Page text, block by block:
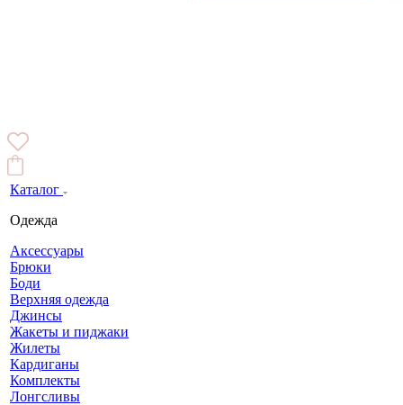
Каталог
Одежда
Аксессуары
Брюки
Боди
Верхняя одежда
Джинсы
Жакеты и пиджаки
Жилеты
Кардиганы
Комплекты
Лонгсливы